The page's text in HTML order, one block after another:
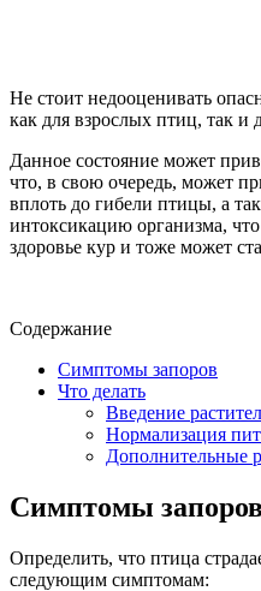
Не стоит недооценивать
как для взрослых птиц, так и
Данное состояние может
что, в свою очередь, может
вплоть до гибели птицы, а
интоксикацию организма,
здоровье кур и тоже может
Содержание
Симптомы запоров
Что делать
Введение
Нормализация
Дополнительные
Симптомы
Определить, что птица
следующим симптомам: